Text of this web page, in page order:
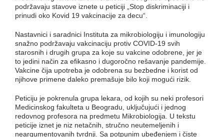
podržavaju stavove iznete u peticiji „Stop diskriminaciji i
prinudi oko Kovid 19 vakcinacije za decu“.
Nastavnici i saradnici Instituta za mikrobiologiju i imunologiju
snažno podržavaju vakcinaciju protiv COVID-19 svih
starosnih i drugih grupa za koje su vakcine odobrene, jer je
to jedini način za efikasno i dugoročno rešavanje pandemije.
Vakcine čija upotreba je odobrena su bezbedne i korist od
njihove primene daleko premašuje bilo koji mogući rizik.
Peticiju je pokrenula grupa lekara, od kojih su neki profesori
Medicinskog fakulteta u Beogradu, uključujući i jednog
redovnog profesora na predmetu Mikrobiologija. U tekstu
peticije iznet je niz netačnih, stručno neutemeljenih i
neargumentovanih tvrdnji. Sa potpunim ubeđenjem i čiste